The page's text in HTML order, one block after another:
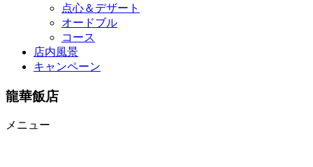
点心＆デザート
オードブル
コース
店内風景
キャンペーン
龍華飯店
メニュー